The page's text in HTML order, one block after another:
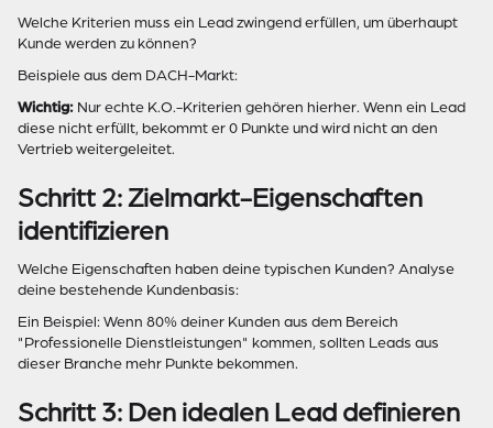
Welche Kriterien muss ein Lead zwingend erfüllen, um überhaupt
Kunde werden zu können?
Beispiele aus dem DACH-Markt:
Wichtig: Nur echte K.O.-Kriterien gehören hierher. Wenn ein Lead
diese nicht erfüllt, bekommt er 0 Punkte und wird nicht an den
Vertrieb weitergeleitet.
Schritt 2: Zielmarkt-Eigenschaften
identifizieren
Welche Eigenschaften haben deine typischen Kunden? Analyse
deine bestehende Kundenbasis:
Ein Beispiel: Wenn 80% deiner Kunden aus dem Bereich
"Professionelle Dienstleistungen" kommen, sollten Leads aus
dieser Branche mehr Punkte bekommen.
Schritt 3: Den idealen Lead definieren